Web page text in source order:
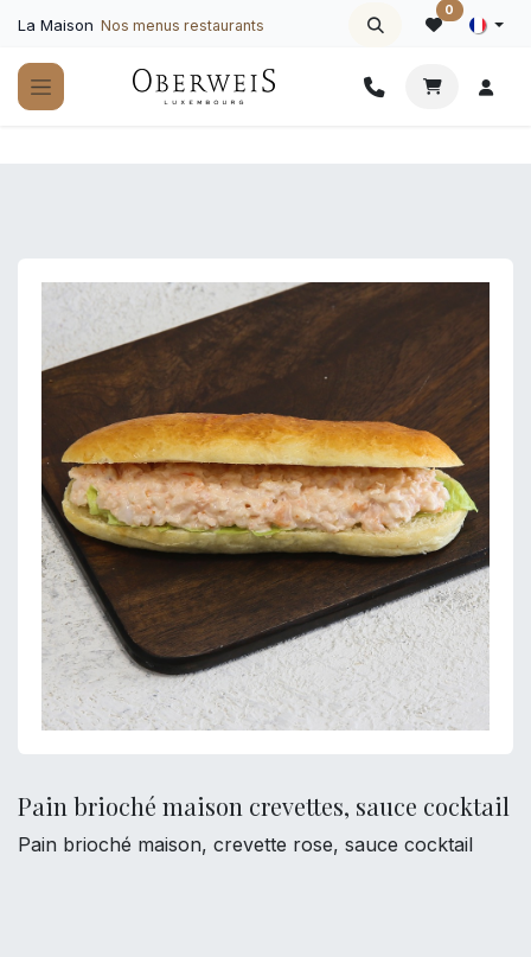
La Maison Nos menus restaurants
0
Pain brioché maison crevettes, sauce cocktail
Pain brioché maison, crevette rose, sauce cocktail